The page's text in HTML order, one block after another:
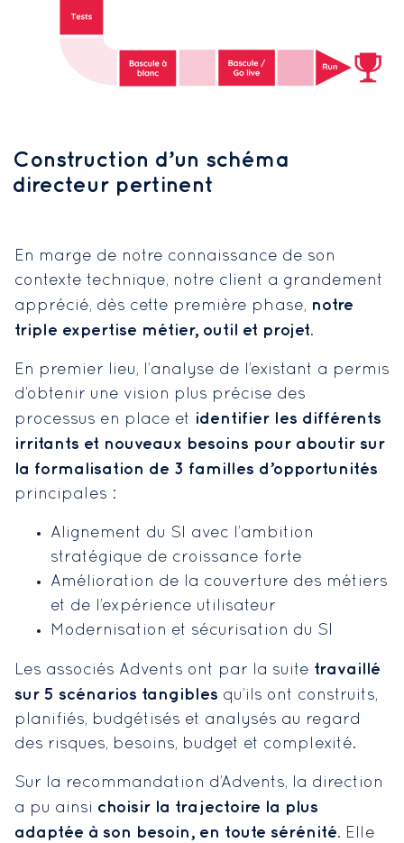
Construction d’un schéma
directeur pertinent
En marge de notre connaissance de son
contexte technique, notre client a grandement
apprécié, dès cette première phase, notre
triple expertise métier, outil et projet.
En premier lieu, l’analyse de l’existant a permis
d’obtenir une vision plus précise des
processus en place et identifier les différents
irritants et nouveaux besoins pour aboutir sur
la formalisation de 3 familles d’opportunités
principales :
Alignement du SI avec l’ambition
stratégique de croissance forte
Amélioration de la couverture des métiers
et de l’expérience utilisateur
Modernisation et sécurisation du SI
Les associés Advents ont par la suite travaillé
sur 5 scénarios tangibles qu’ils ont construits,
planifiés, budgétisés et analysés au regard
des risques, besoins, budget et complexité.
Sur la recommandation d’Advents, la direction
a pu ainsi choisir la trajectoire la plus
adaptée à son besoin, en toute sérénité. Elle